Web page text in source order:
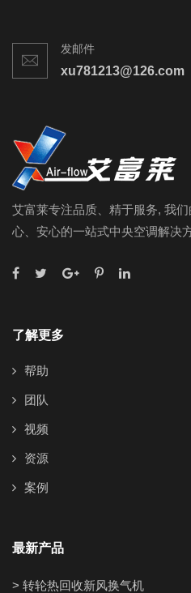
发邮件
xu781213@126.com
艾富莱专注品质、精于服务, 我
心、安心的一站式中央空调解决方
了解更多
帮助
团队
视频
资源
案例
最新产品
> 转轮热回收新风换气机